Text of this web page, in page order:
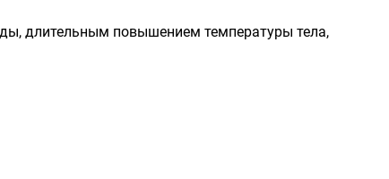
длительным повышением температуры тела,